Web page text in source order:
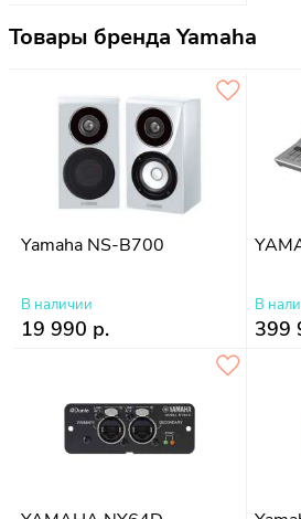
Товары бренда Yamaha
Yamaha NS-B700
В наличии
19 990 р.
В
399